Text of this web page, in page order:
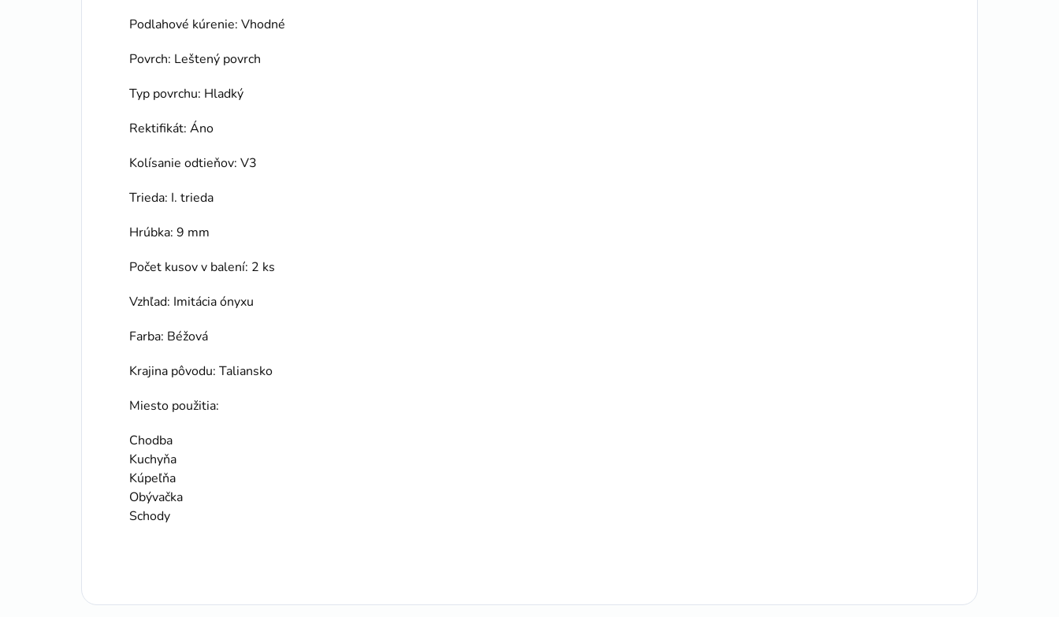
Podlahové kúrenie: Vhodné
Povrch: Leštený povrch
Typ povrchu: Hladký
Rektifikát: Áno
Kolísanie odtieňov: V3
Trieda: I. trieda
Hrúbka: 9 mm
Počet kusov v balení: 2 ks
Vzhľad: Imitácia ónyxu
Farba: Béžová
Krajina pôvodu: Taliansko
Miesto použitia:
Chodba
Kuchyňa
Kúpeľňa
Obývačka
Schody